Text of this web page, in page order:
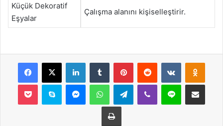
Küçük Dekoratif
Eşyalar
Çalışma alanını kişiselleştirir.
Facebook
X LinkedInTumblr PinterestReddit VKontakte
Pocket Skype MessengerWhatsAppTelegramViber Line E-Posta ile
Yazdır